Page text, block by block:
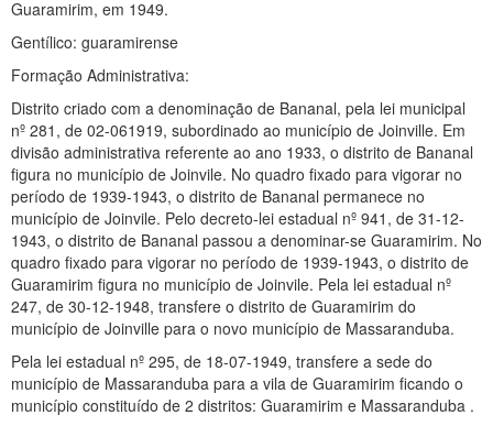
Guaramirim, em 1949.
Gentílico: guaramirense
Formação Administrativa:
Distrito criado com a denominação de Bananal, pela lei municipal
nº 281, de 02-061919, subordinado ao município de Joinville. Em
divisão administrativa referente ao ano 1933, o distrito de Bananal
figura no município de Joinvile. No quadro fixado para vigorar no
período de 1939-1943, o distrito de Bananal permanece no
município de Joinvile. Pelo decreto-lei estadual nº 941, de 31-12-
1943, o distrito de Bananal passou a denominar-se Guaramirim. No
quadro fixado para vigorar no período de 1939-1943, o distrito de
Guaramirim figura no município de Joinvile. Pela lei estadual nº
247, de 30-12-1948, transfere o distrito de Guaramirim do
município de Joinville para o novo município de Massaranduba.
Pela lei estadual nº 295, de 18-07-1949, transfere a sede do
município de Massaranduba para a vila de Guaramirim ficando o
município constituído de 2 distritos: Guaramirim e Massaranduba .